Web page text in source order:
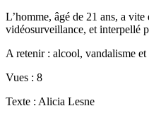
L’homme, âgé de 21 ans, a
vidéosurveillance, et interpellé
A retenir : alcool, vandalisme
Vues : 8
Texte : Alicia Lesne